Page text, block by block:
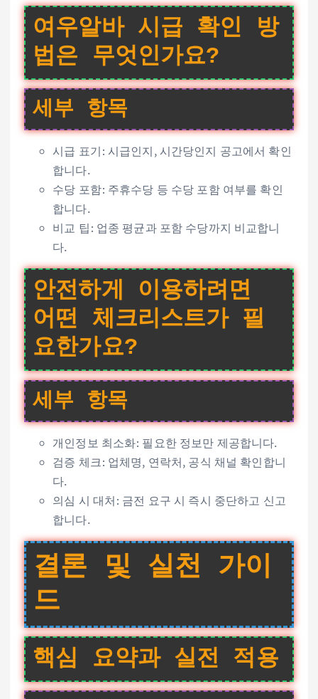
여우알바 시급 확인 방
법은 무엇인가요?
세부 항목
시급 표기: 시급인지, 시간당인지 공고에서 확인
합니다.
수당 포함: 주휴수당 등 수당 포함 여부를 확인
합니다.
비교 팁: 업종 평균과 포함 수당까지 비교합니
다.
안전하게 이용하려면
어떤 체크리스트가 필
요한가요?
세부 항목
개인정보 최소화: 필요한 정보만 제공합니다.
검증 체크: 업체명, 연락처, 공식 채널 확인합니
다.
의심 시 대처: 금전 요구 시 즉시 중단하고 신고
합니다.
결론 및 실천 가이
드
핵심 요약과 실전 적용